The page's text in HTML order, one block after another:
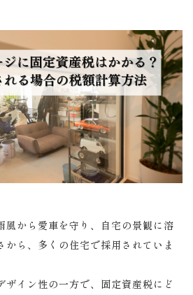
風から愛車を守り、自宅の景観に溶
から、多くの住宅で採用されていま
ザイン性の一方で、固定資産税にど